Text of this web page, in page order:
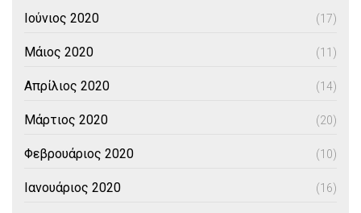
Ιούνιος 2020 (17)
Μάιος 2020 (11)
Απρίλιος 2020 (14)
Μάρτιος 2020 (20)
Φεβρουάριος 2020 (10)
Ιανουάριος 2020 (16)